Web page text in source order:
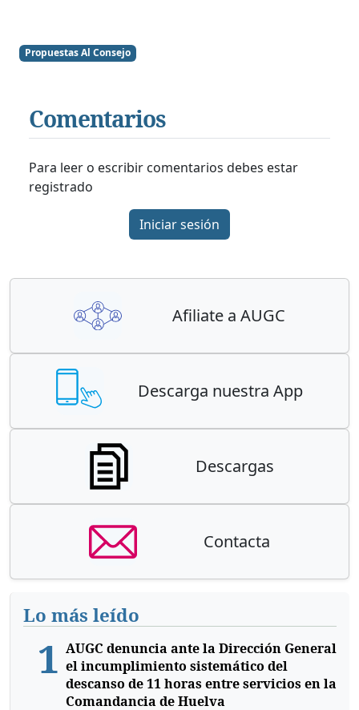
Propuestas Al Consejo
Comentarios
Para leer o escribir comentarios debes estar
registrado
Iniciar sesión
Afiliate a AUGC
Descarga nuestra App
Descargas
Contacta
Lo más leído
1 AUGC denuncia ante la Dirección General
el incumplimiento sistemático del
descanso de 11 horas entre servicios en la
Comandancia de Huelva